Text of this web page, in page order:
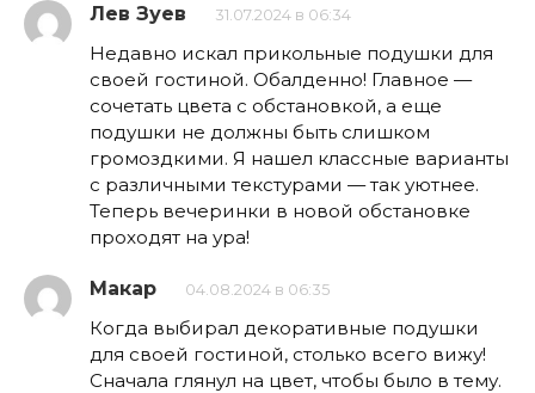
Лев Зуев 31.07.2024 в 06:34
Недавно искал прикольные подушки для
своей гостиной. Обалденно! Главное —
сочетать цвета с обстановкой, а еще
подушки не должны быть слишком
громоздкими. Я нашел классные варианты
с различными текстурами — так уютнее.
Теперь вечеринки в новой обстановке
проходят на ура!
Макар 04.08.2024 в 06:35
Когда выбирал декоративные подушки
для своей гостиной, столько всего вижу!
Сначала глянул на цвет, чтобы было в тему.